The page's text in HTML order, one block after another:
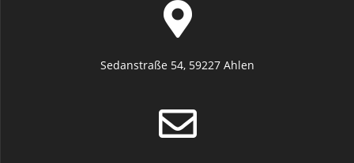
Sedanstraße 54, 59227 Ahlen